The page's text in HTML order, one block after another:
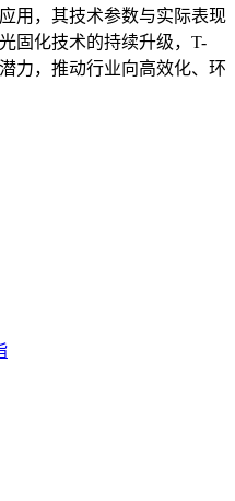
用，其技术参数与实际表现
固化技术的持续升级， T-
力，推动行业向高效化、环